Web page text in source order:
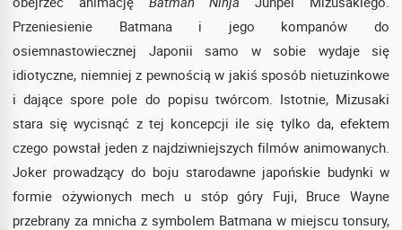
Przeniesienie Batmana i jego kompanów do
osiemnastowiecznej Japonii samo w sobie wydaje się
idiotyczne, niemniej z pewnością w jakiś sposób nietuzinkowe
i dające spore pole do popisu twórcom. Istotnie, Mizusaki
stara się wycisnąć z tej koncepcji ile się tylko da, efektem
czego powstał jeden z najdziwniejszych filmów animowanych.
Joker prowadzący do boju starodawne japońskie budynki w
formie ożywionych mech u stóp góry Fuji, Bruce Wayne
przebrany za mnicha z symbolem Batmana w miejscu tonsury,